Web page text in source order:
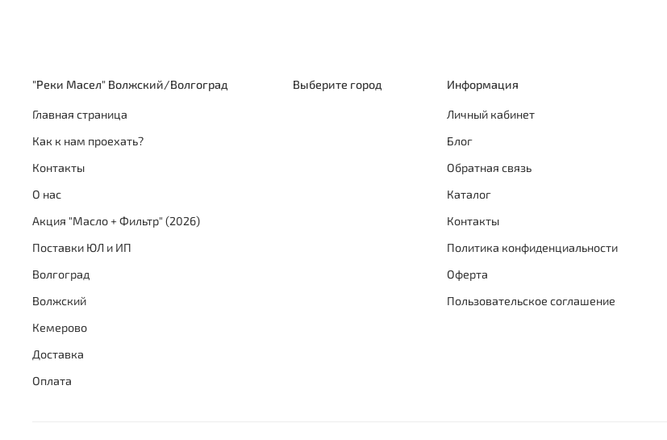
"Реки Масел" Волжский/Волгоград
Главная страница
Как к нам проехать?
Контакты
О нас
Акция "Масло + Фильтр" (2026)
Поставки ЮЛ и ИП
Волгоград
Волжский
Кемерово
Доставка
Оплата
Выберите город Информация
Личный кабинет
Блог
Обратная связь
Каталог
Контакты
Политика конфиденциальности
Оферта
Пользовательское соглашение